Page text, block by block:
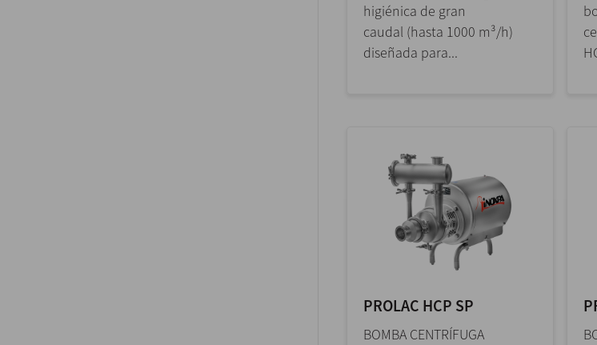
higiénica de gran
caudal (hasta 1000 m³/h)
diseñada para...
PROLAC HCP SP
BOMBA СENTRÍFUGA